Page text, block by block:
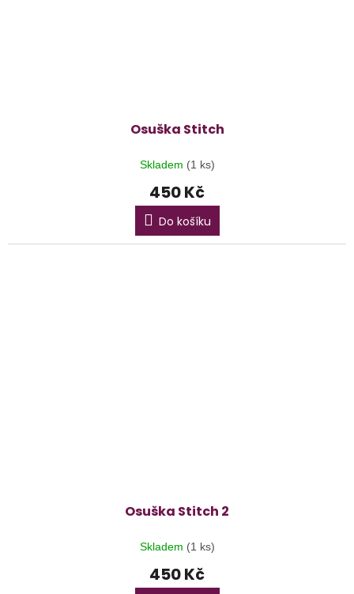
Osuška Stitch
Skladem (1 ks)
450 Kč
Do košíku
Osuška Stitch 2
Skladem (1 ks)
450 Kč